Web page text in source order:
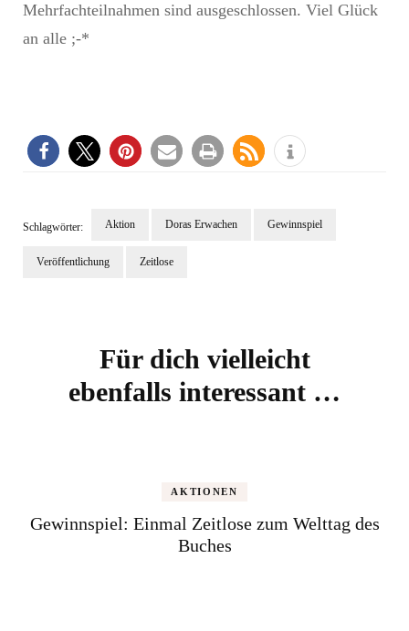
Mehrfachteilnahmen sind ausgeschlossen. Viel Glück
an alle ;-*
Schlagwörter: Aktion Doras Erwachen Gewinnspiel
Veröffentlichung Zeitlose
Für dich vielleicht
ebenfalls interessant …
AKTIONEN
Gewinnspiel: Einmal Zeitlose zum Welttag des
Buches